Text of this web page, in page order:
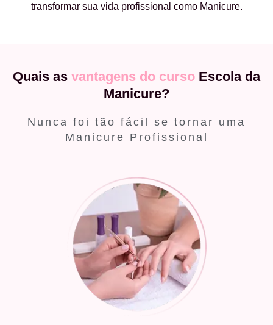
transformar sua vida profissional como Manicure.
Quais as vantagens do curso Escola da
Manicure?
Nunca foi tão fácil se tornar uma
Manicure Profissional